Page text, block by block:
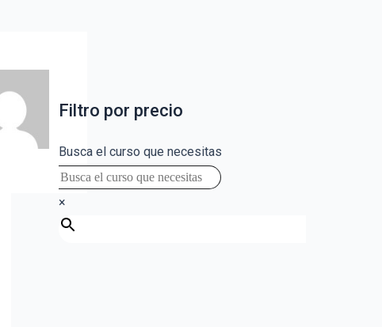
Filtro por precio
Busca el curso que necesitas
×